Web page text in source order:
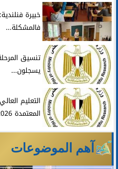
خبيرة
فالمشكلة...
يسجلون...
التعليم
المعتمدة 2026.....
آهم الموضوعات